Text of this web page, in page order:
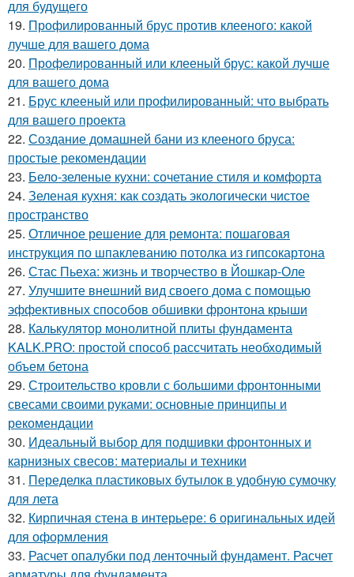
для будущего
19. Профилированный брус против клееного: какой
лучше для вашего дома
20. Профелированный или клееный брус: какой лучше
для вашего дома
21. Брус клееный или профилированный: что выбрать
для вашего проекта
22. Создание домашней бани из клееного бруса:
простые рекомендации
23. Бело-зеленые кухни: сочетание стиля и комфорта
24. Зеленая кухня: как создать экологически чистое
пространство
25. Отличное решение для ремонта: пошаговая
инструкция по шпаклеванию потолка из гипсокартона
26. Стас Пьеха: жизнь и творчество в Йошкар-Оле
27. Улучшите внешний вид своего дома с помощью
эффективных способов обшивки фронтона крыши
28. Калькулятор монолитной плиты фундамента
KALK.PRO: простой способ рассчитать необходимый
объем бетона
29. Строительство кровли с большими фронтонными
свесами своими руками: основные принципы и
рекомендации
30. Идеальный выбор для подшивки фронтонных и
карнизных свесов: материалы и техники
31. Переделка пластиковых бутылок в удобную сумочку
для лета
32. Кирпичная стена в интерьере: 6 оригинальных идей
для оформления
33. Расчет опалубки под ленточный фундамент. Расчет